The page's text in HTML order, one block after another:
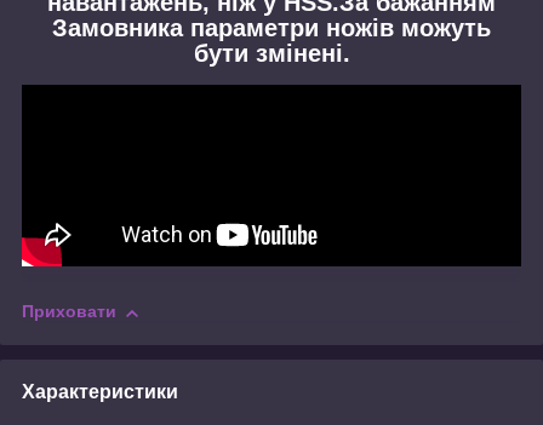
Замовника параметри ножів можуть
бути змінені.
Приховати
Характеристики